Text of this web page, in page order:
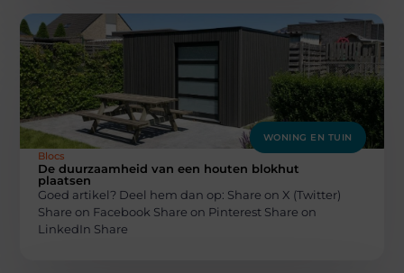
WONING EN TUIN
Blocs
De duurzaamheid van een houten blokhut
plaatsen
Goed artikel? Deel hem dan op: Share on X (Twitter)
Share on Facebook Share on Pinterest Share on
LinkedIn Share